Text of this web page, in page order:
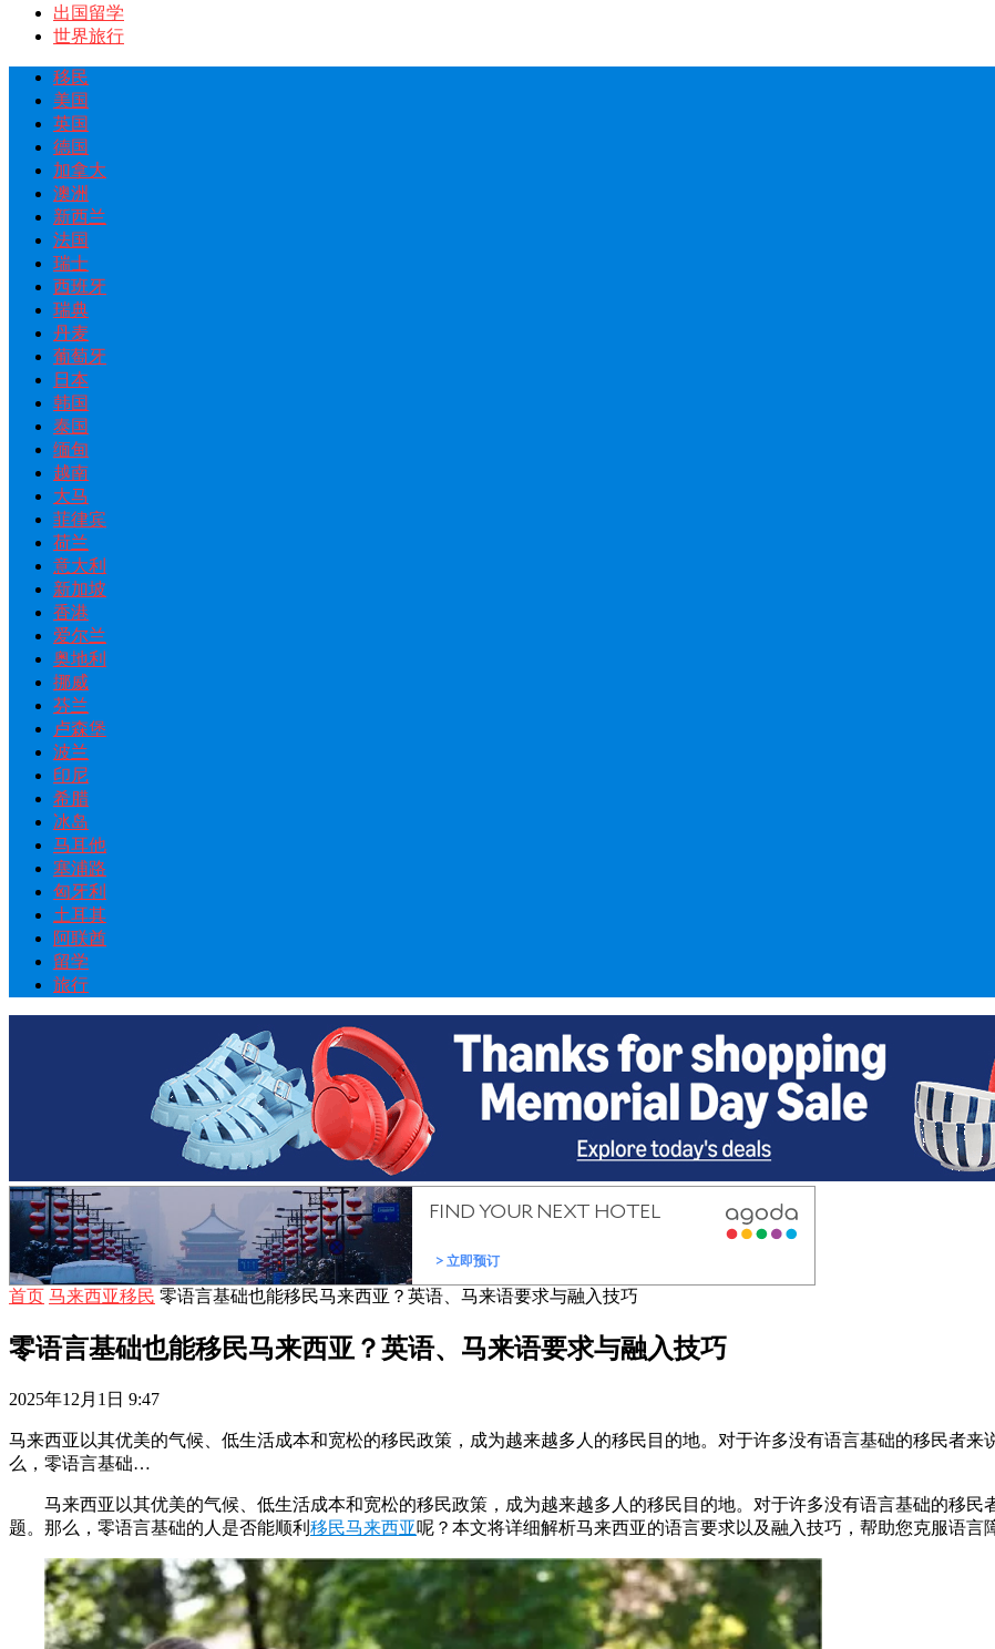
出国留学
世界旅行
移民
美国
英国
德国
加拿大
澳洲
新西兰
法国
瑞士
西班牙
瑞典
丹麦
葡萄牙
日本
韩国
泰国
缅甸
越南
大马
菲律宾
荷兰
意大利
新加坡
香港
爱尔兰
奥地利
挪威
芬兰
卢森堡
波兰
印尼
希腊
冰岛
马耳他
塞浦路
匈牙利
土耳其
阿联酋
留学
旅行
首页 马来西亚移民 零语言基础也能移民马来西亚？英语、马来语要求与融入技巧
零语言基础也能移民马来西亚？英语、马来语要求与融入技巧
2025年12月1日 9:47
马来西亚以其优美的气候、低生活成本和宽松的移民政策，成为越来越多人的移民目的地。对于许多没有语言基础的移民者
么，零语言基础…
马来西亚以其优美的气候、低生活成本和宽松的移民政策，成为越来越多人的移民目的地。对于许多没有语言基础的移
题。那么，零语言基础的人是否能顺利 移民马来西亚呢？本文将详细解析马来西亚的语言要求以及融入技巧，帮助您克服语言